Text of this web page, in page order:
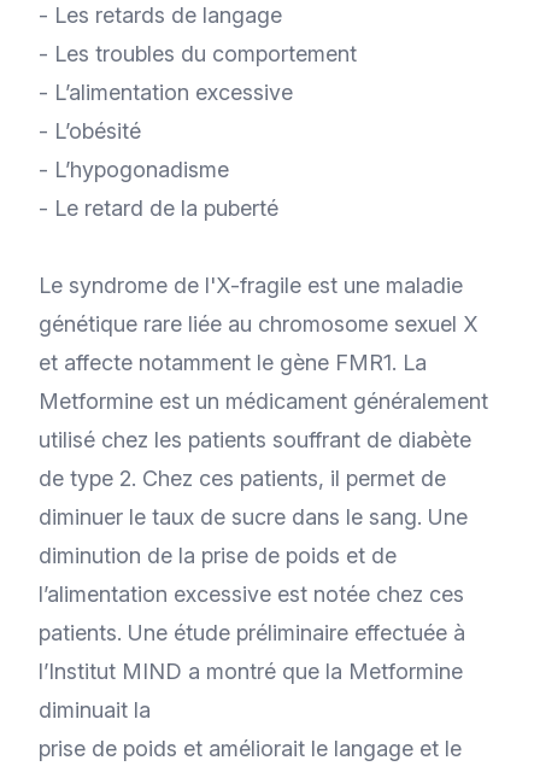
- Les retards de langage
- Les troubles du comportement
- L’alimentation excessive
- L’obésité
- L’hypogonadisme
- Le retard de la puberté
Le syndrome de l'X-fragile est une maladie
génétique rare liée au chromosome sexuel X
et affecte notamment le gène FMR1. La
Metformine est un médicament généralement
utilisé chez les patients souffrant de diabète
de type 2. Chez ces patients, il permet de
diminuer le taux de sucre dans le sang. Une
diminution de la prise de poids et de
l’alimentation excessive est notée chez ces
patients. Une étude préliminaire effectuée à
l’Institut MIND a montré que la Metformine
diminuait la
prise de poids et améliorait le langage et le